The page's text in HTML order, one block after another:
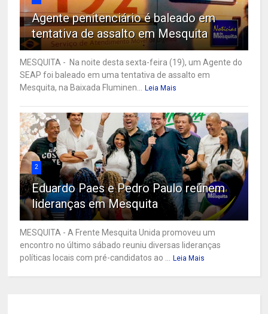
Agente penitenciário é baleado em
tentativa de assalto em Mesquita
MESQUITA - Na noite desta sexta-feira (19), um Agente do
SEAP foi baleado em uma tentativa de assalto em
Mesquita, na Baixada Fluminen... Leia Mais
2
Eduardo Paes e Pedro Paulo reúnem
lideranças em Mesquita
MESQUITA - A Frente Mesquita Unida promoveu um
encontro no último sábado reuniu diversas lideranças
políticas locais com pré-candidatos ao ... Leia Mais